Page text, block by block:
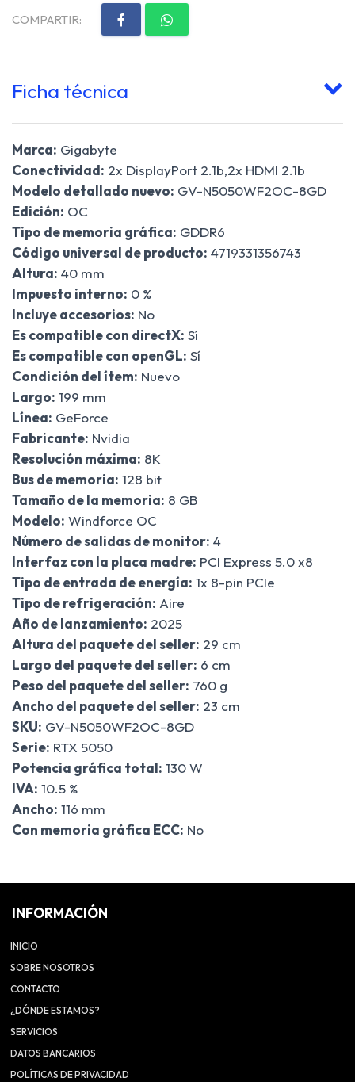
COMPARTIR:
Ficha técnica
Marca: Gigabyte
Conectividad: 2x DisplayPort 2.1b,2x HDMI 2.1b
Modelo detallado nuevo: GV-N5050WF2OC-8GD
Edición: OC
Tipo de memoria gráfica: GDDR6
Código universal de producto: 4719331356743
Altura: 40 mm
Impuesto interno: 0 %
Incluye accesorios: No
Es compatible con directX: Sí
Es compatible con openGL: Sí
Condición del ítem: Nuevo
Largo: 199 mm
Línea: GeForce
Fabricante: Nvidia
Resolución máxima: 8K
Bus de memoria: 128 bit
Tamaño de la memoria: 8 GB
Modelo: Windforce OC
Número de salidas de monitor: 4
Interfaz con la placa madre: PCI Express 5.0 x8
Tipo de entrada de energía: 1x 8-pin PCIe
Tipo de refrigeración: Aire
Año de lanzamiento: 2025
Altura del paquete del seller: 29 cm
Largo del paquete del seller: 6 cm
Peso del paquete del seller: 760 g
Ancho del paquete del seller: 23 cm
SKU: GV-N5050WF2OC-8GD
Serie: RTX 5050
Potencia gráfica total: 130 W
IVA: 10.5 %
Ancho: 116 mm
Con memoria gráfica ECC: No
INFORMACIÓN
INICIO
SOBRE NOSOTROS
CONTACTO
¿DÓNDE ESTAMOS?
SERVICIOS
DATOS BANCARIOS
POLÍTICAS DE PRIVACIDAD